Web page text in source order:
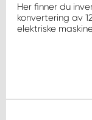
Her finner du
konvertering av
elektriske